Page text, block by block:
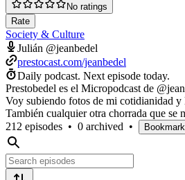
No ratings
Rate
Society & Culture
Julián @jeanbedel
prestocast.com/jeanbedel
Daily podcast. Next episode today.
Prestobedel es el Micropodcast de
Voy subiendo fotos de mi cotidianidad y
También cualquier otra chorrada que se
212 episodes • 0 archived •